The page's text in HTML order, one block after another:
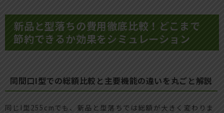
新品と型落ちの費用徹底比較！どこまで
節約できるか効果をシミュレーション
同間口I型での総額比較と主要機能の違いを丸ごと解説
同じI型255cmでも、新品と型落ちでは総額が大きく変わりま